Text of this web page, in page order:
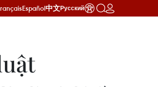
Español中文Русский